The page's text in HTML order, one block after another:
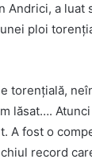
Andrici, a
ploi
torenţială,
lăsat….
A fost o
record